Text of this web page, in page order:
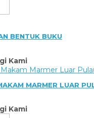
BENTUK BUKU
Kami
MARMER LUAR
Kami